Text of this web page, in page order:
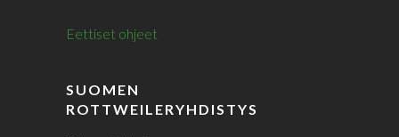
Eettiset ohjeet
SUOMEN
ROTTWEILERYHDISTYS